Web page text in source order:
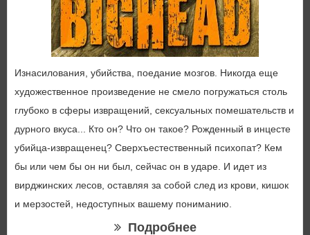
Изнасилования, убийства, поедание мозгов. Никогда еще
художественное произведение не смело погружаться столь
глубоко в сферы извращений, сексуальных помешательств и
дурного вкуса... Кто он? Что он такое? Рожденный в инцесте
убийца-извращенец? Сверхъестественный психопат? Кем
бы или чем бы он ни был, сейчас он в ударе. И идет из
вирджинских лесов, оставляя за собой след из крови, кишок
и мерзостей, недоступных вашему пониманию.
Подробнее